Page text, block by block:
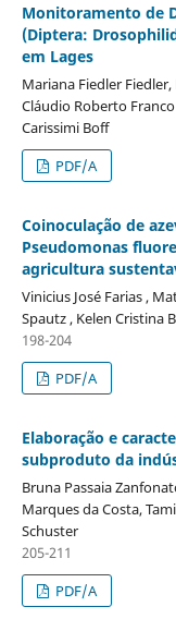
Monitoramento de
(Diptera:
em Lages
Mariana Fiedler
Cláudio Roberto
Carissimi Boff
PDF/A
Coinoculação de
Pseudomonas
agricultura
Vinicius José Farias ,
Spautz , Kelen Cristina
198-204
PDF/A
Elaboração e
subproduto da
Bruna Passaia
Marques da Costa,
Schuster
205-211
PDF/A